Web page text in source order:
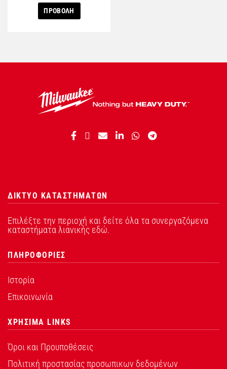
ΠΡΟΒΟΛΗ
ΔΙΚΤΥΟ ΚΑΤΑΣΤΗΜΑΤΩΝ
Επιλέξτε την περιοχή και δείτε όλα τα συνεργαζόμενα
καταστήματα λιανικής εδώ.
ΠΛΗΡΟΦΟΡΙΕΣ
Ιστορία
Επικοινωνία
ΧΡΗΣΙΜΑ LINKS
Όροι και Προυποθέσεις
Πολιτική προστασίας προσωπικων δεδομένων